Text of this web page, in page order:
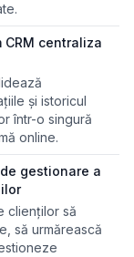
CRM centraliza
și istoricul
într-o singură
online.
gestionare a
clienților să
să urmărească